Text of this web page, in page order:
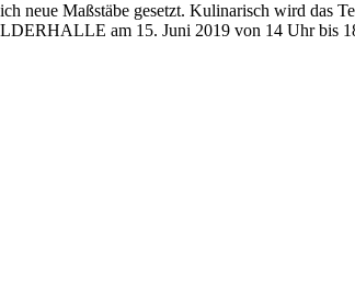
neue Maßstäbe gesetzt. Kulinarisch wird das
am 15. Juni 2019 von 14 Uhr bis